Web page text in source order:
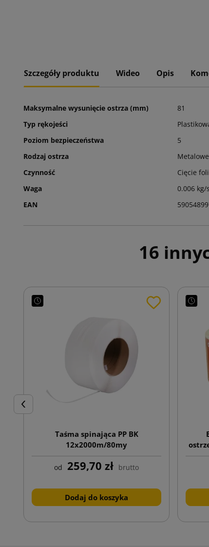
Szczegóły produktu Wideo Opis
Maksymalne wysunięcie ostrza (mm)
81
Typ rękojeści
Poziom bezpieczeństwa
5
Rodzaj ostrza
Metalowe
Czynność
Cięcie
Waga
0.006 kg/
EAN
16
Poprzedni
Taśma spinająca PP BK
12x2000m/80my
od 259,70 zł brutto
Dodaj do koszyka